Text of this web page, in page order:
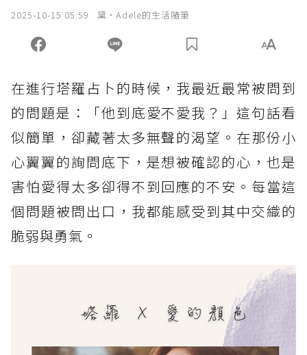
2025-10-15 05:59 黛•Adele的生活隨筆
在進行塔羅占卜的時候，我最近最常被問到
的問題是：「他到底愛不愛我？」這句話看
似簡單，卻藏著太多無聲的渴望。在那份小
心翼翼的詢問底下，是想被確認的心，也是
害怕愛得太多卻得不到回應的不安。每當這
個問題被問出口，我都能感受到其中交織的
脆弱與勇氣。